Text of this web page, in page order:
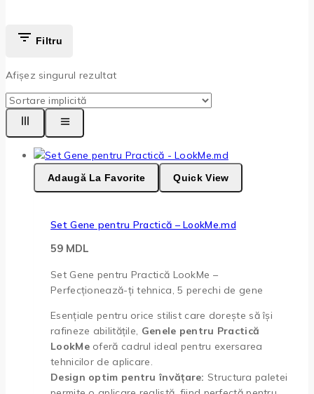
Filtru
Afișez singurul rezultat
Adaugă La Favorite Quick View
Set Gene pentru Practică – LookMe.md
59 MDL
Set Gene pentru Practică LookMe –
Perfecționează-ți tehnica, 5 perechi de gene
Esențiale pentru orice stilist care dorește să își
rafineze abilitățile, Genele pentru Practică
LookMeoferă cadrul ideal pentru exersarea
tehnicilor de aplicare.
Design optim pentru învățare: Structura paletei